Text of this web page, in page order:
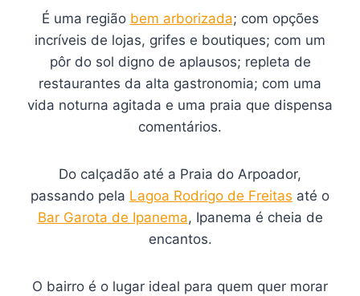
É uma região bem arborizada; com opções
incríveis de lojas, grifes e boutiques; com um
pôr do sol digno de aplausos; repleta de
restaurantes da alta gastronomia; com uma
vida noturna agitada e uma praia que dispensa
comentários.
Do calçadão até a Praia do Arpoador,
passando pela Lagoa Rodrigo de Freitas até o
Bar Garota de Ipanema, Ipanema é cheia de
encantos.
O bairro é o lugar ideal para quem quer morar